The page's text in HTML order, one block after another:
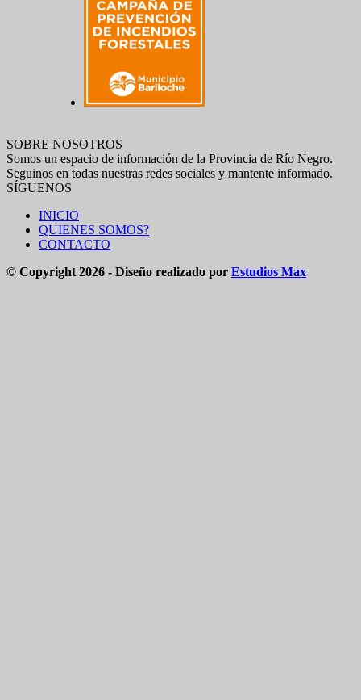
SOBRE NOSOTROS
Somos un espacio de información de la Provincia de Río Negro.
Seguinos en todas nuestras redes sociales y mantente informado.
SÍGUENOS
INICIO
QUIENES SOMOS?
CONTACTO
© Copyright 2026 - Diseño realizado por Estudios Max